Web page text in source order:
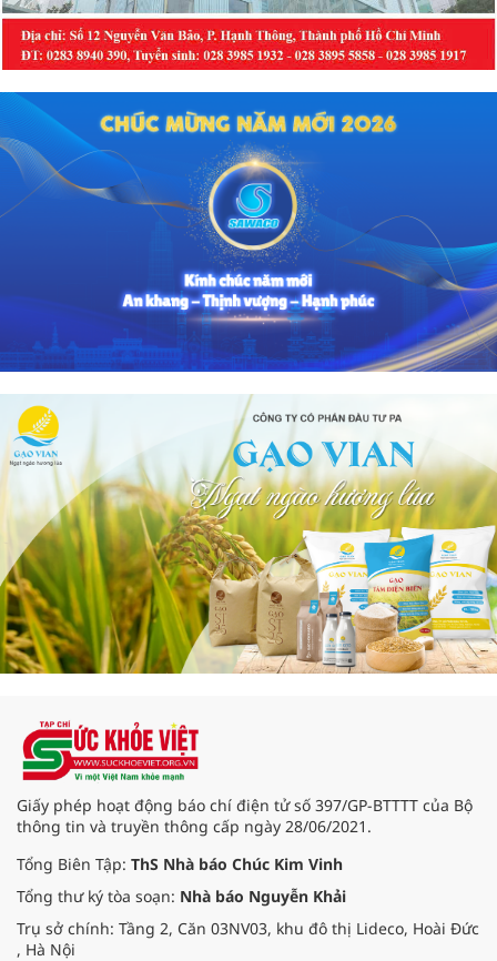
Giấy phép hoạt động báo chí điện tử số 397/GP-BTTTT của Bộ
thông tin và truyền thông cấp ngày 28/06/2021.
Tổng Biên Tập: ThS Nhà báo Chúc Kim Vinh
Tổng thư ký tòa soạn: Nhà báo Nguyễn Khải
Trụ sở chính: Tầng 2, Căn 03NV03, khu đô thị Lideco, Hoài Đức
, Hà Nội